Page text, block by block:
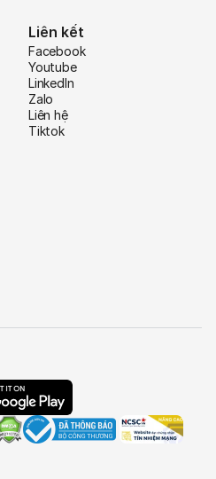
Liên kết
Facebook
Youtube
LinkedIn
Zalo
Liên hệ
Tiktok